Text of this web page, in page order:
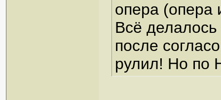
опера (опера
Всё
после
рулил! Но